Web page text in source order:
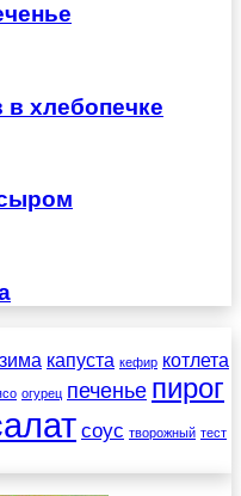
в хлебопечке
зима капуста кефир котлета
огурец печенье пирог
соус творожный тест